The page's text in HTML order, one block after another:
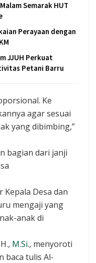
Semarak HUT
Perayaan dengan
JJUH Perkuat
Petani Barru
Ke
agar sesuai
yang dibimbing,”
bagian dari janji
Desa dan
mengaji yang
anak di
M.Si., menyoroti
baca tulis Al-